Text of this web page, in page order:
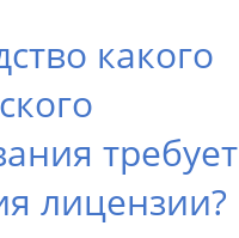
какого
требует
лицензии?